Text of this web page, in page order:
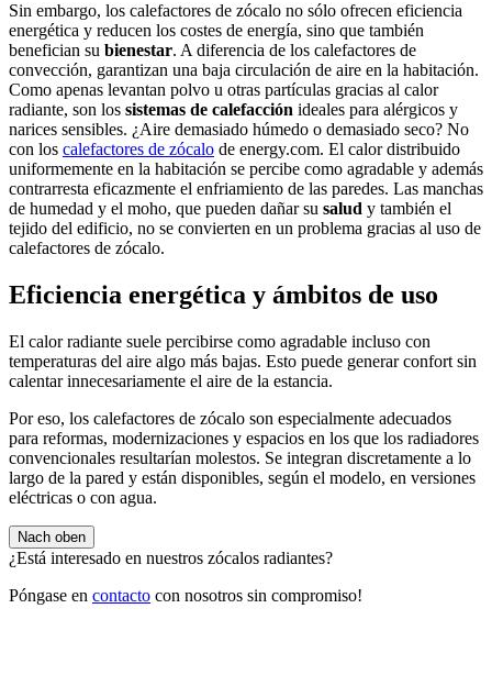
Sin embargo, los calefactores de zócalo no sólo ofrecen eficiencia
energética y reducen los costes de energía, sino que también
benefician su bienestar. A diferencia de los calefactores de
convección, garantizan una baja circulación de aire en la habitación.
Como apenas levantan polvo u otras partículas gracias al calor
radiante, son los sistemas de calefacción ideales para alérgicos y
narices sensibles. ¿Aire demasiado húmedo o demasiado seco? No
con los calefactores de zócalo de energy.com. El calor distribuido
uniformemente en la habitación se percibe como agradable y además
contrarresta eficazmente el enfriamiento de las paredes. Las manchas
de humedad y el moho, que pueden dañar su salud y también el
tejido del edificio, no se convierten en un problema gracias al uso de
calefactores de zócalo.
Eficiencia energética y ámbitos de uso
El calor radiante suele percibirse como agradable incluso con
temperaturas del aire algo más bajas. Esto puede generar confort sin
calentar innecesariamente el aire de la estancia.
Por eso, los calefactores de zócalo son especialmente adecuados
para reformas, modernizaciones y espacios en los que los radiadores
convencionales resultarían molestos. Se integran discretamente a lo
largo de la pared y están disponibles, según el modelo, en versiones
eléctricas o con agua.
Nach oben
¿Está interesado en nuestros zócalos radiantes?
Póngase en contacto con nosotros sin compromiso!